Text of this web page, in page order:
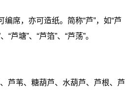
席，亦可造纸。简称“芦”，如“芦
“芦塘”、“芦箔”、“芦荡”。
芦苇、糖葫芦、水葫芦、芦根、芦